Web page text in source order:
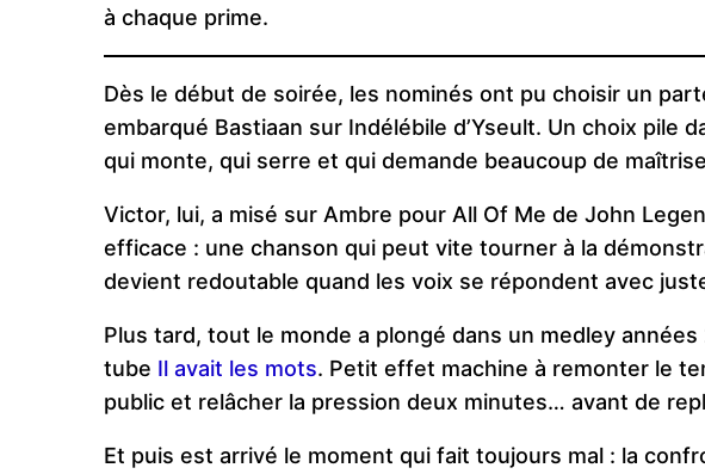
à chaque prime.
Dès le début de soirée, les nominés ont pu choisir un
embarqué Bastiaan sur Indélébile d’Yseult. Un choix pile
qui monte, qui serre et qui demande beaucoup de
Victor, lui, a misé sur Ambre pour All Of Me de John
efficace : une chanson qui peut vite tourner à la
devient redoutable quand les voix se répondent avec
Plus tard, tout le monde a plongé dans un medley
tube Il avait les mots. Petit effet machine à remonter le
public et relâcher la pression deux minutes… avant de
Et puis est arrivé le moment qui fait toujours mal : la